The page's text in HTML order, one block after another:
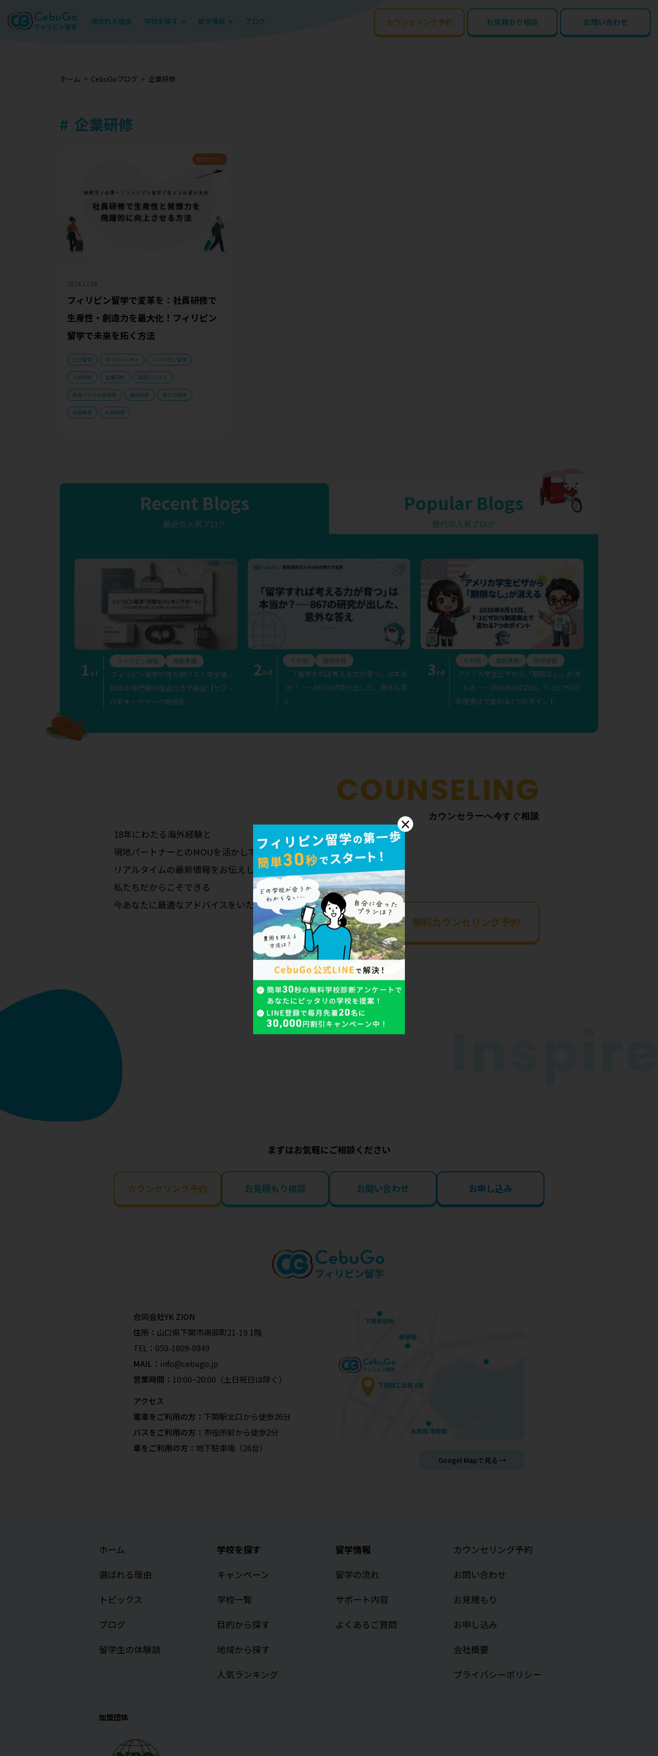
選ばれる理由 学校を探す 留学情報 ブログ カウンセリング予約 お見積もり相談 お問い合わせ
ホーム CebuGoブログ 企業研修
企業研修
留学プラン
2024.12.26
フィリピン留学で変革を：社員研修で
生産性・創造力を最大化！フィリピン
留学で未来を拓く方法
セブ留学 ダイバーシティ フィリピン留学
人材育成 企業研修 国際ビジネス
東南アジア社員研修 海外研修 異文化研修
社員教育 社員研修
Recent Blogs
最近の人気ブログ
Popular Blogs
歴代の人気ブログ
1 st
フィリピン情報 渡航準備
フィリピン留学の持ち物リスト完全版｜
18年の専門家が理由つきで解説【セブ・
バギオ・クラーク地域別
2 nd
その他 語学学習
「留学すれば考える力が育つ」は本当
か？——867の研究が出した、意外な答
え
3 rd
その他 渡航準備 語学学習
アメリカ学生ビザから「期限なし」が消
える——2026年9月15日、F-1ビザD/S
制度廃止で変わる7つのポイント
カウンセラーへ今すぐ相談
18年にわたる海外経験と
現地パートナーとのMOUを活かして
リアルタイムの最新情報をお伝えします。
私たちだからこそできる
今あなたに最適なアドバイスをいたします。
無料カウンセリング予約
まずはお気軽にご相談ください
カウンセリング予約 お見積もり相談 お問い合わせ お申し込み
合同会社YK ZION
住所： 山口県下関市南部町21-19 1階
TEL： 050-1809-0949
MAIL： info@cebugo.jp
営業時間： 10:00~20:00（土日祝日は除く）
アクセス
電車をご利用の方： 下関駅北口から徒歩26分
バスをご利用の方： 市役所前から徒歩2分
車をご利用の方： 地下駐車場（26台）
Googel Mapで見る →
ホーム
選ばれる理由
トピックス
ブログ
留学生の体験談
学校を探す
キャンペーン
学校一覧
目的から探す
地域から探す
人気ランキング
留学情報
留学の流れ
サポート内容
よくあるご質問
カウンセリング予約
お問い合わせ
お見積もり
お申し込み
会社概要
プライバシーポリシー
加盟団体
×